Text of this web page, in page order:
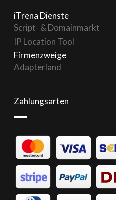
iTrena Dienste
Script- & Domainmarkt
IP Location Tool
Firmenzweige
Adapterland
Zahlungsarten